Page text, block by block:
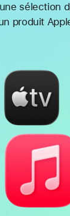
sélection
produit